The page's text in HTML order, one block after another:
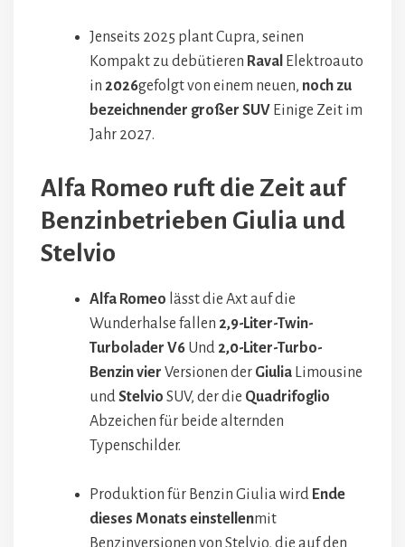
Jenseits 2025 plant Cupra, seinen
Kompakt zu debütieren Raval Elektroauto
in 2026gefolgt von einem neuen, noch zu
bezeichnender großer SUV Einige Zeit im
Jahr 2027.
Alfa Romeo ruft die Zeit auf
Benzinbetrieben Giulia und
Stelvio
Alfa Romeo lässt die Axt auf die
Wunderhalse fallen 2,9-Liter-Twin-
Turbolader V6 Und 2,0-Liter-Turbo-
Benzin vier Versionen der Giulia Limousine
und Stelvio SUV, der die Quadrifoglio
Abzeichen für beide alternden
Typenschilder.
Produktion für Benzin Giulia wird Ende
dieses Monats einstellenmit
Benzinversionen von Stelvio, die auf den